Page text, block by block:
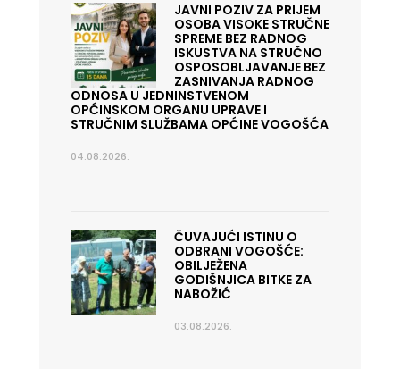
JAVNI POZIV ZA PRIJEM
OSOBA VISOKE STRUČNE
SPREME BEZ RADNOG
ISKUSTVA NA STRUČNO
OSPOSOBLJAVANJE BEZ
ZASNIVANJA RADNOG
ODNOSA U JEDNINSTVENOM
OPĆINSKOM ORGANU UPRAVE I
STRUČNIM SLUŽBAMA OPĆINE VOGOŠĆA
04.08.2026.
ČUVAJUĆI ISTINU O
ODBRANI VOGOŠĆE:
OBILJEŽENA
GODIŠNJICA BITKE ZA
NABOŽIĆ
03.08.2026.